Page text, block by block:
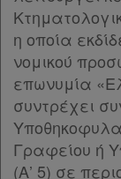
η οποία
νομικού
επωνυμία
συντρέχει
Γραφείου ή
(Α’ 5) σε